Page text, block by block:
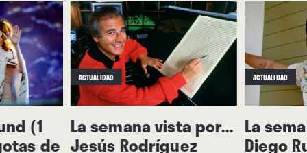
Rosalía & Travis Scott
(1
de
ACTUALIDAD
La semana vista por...
Jesús Rodríguez
ACTUALIDAD
La
Diego